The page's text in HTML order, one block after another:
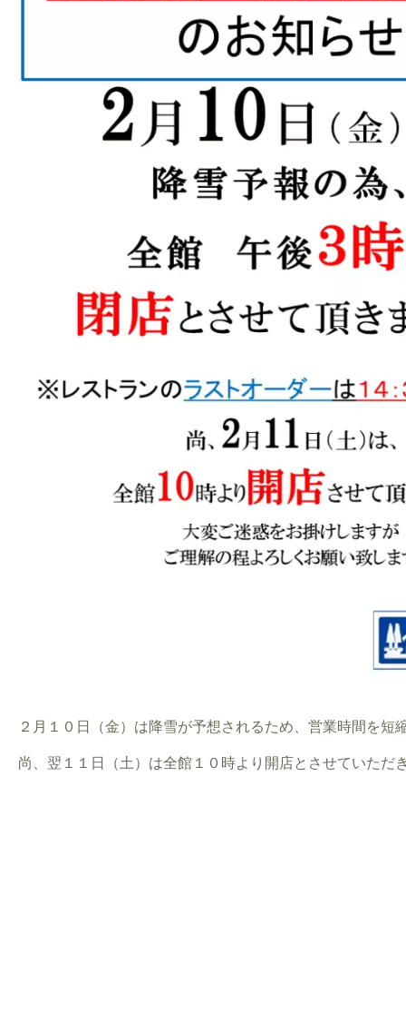
２月１０日（金）は降雪が予想されるため、営業時間を短
尚、翌１１日（土）は全館１０時より開店とさせていただ